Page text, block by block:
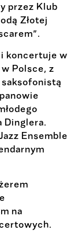
przez Klub
Złotej
i koncertuje w
Polsce, z
Ensemble
na